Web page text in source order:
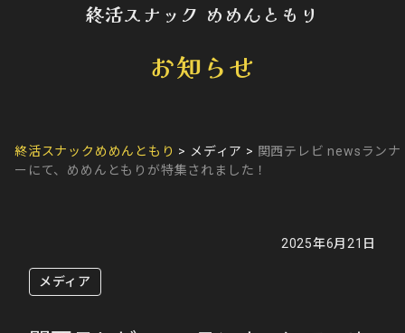
終活スナック めめんともり
お知らせ
終活スナックめめんともり > メディア > 関西テレビ newsランナ
ーにて、めめんともりが特集されました！
2025年6月21日
メディア